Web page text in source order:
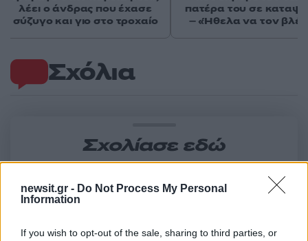
newsit.gr - Do Not Process My Personal
Information
If you wish to opt-out of the sale, sharing to third parties, or
Σχόλια
Σχολίασε εδώ
50 /50
λέει ο άνδρας που έχασε
σύζυγο και γιο στο τροχαίο
πατέρα του σε
– «Ήθελα να τον